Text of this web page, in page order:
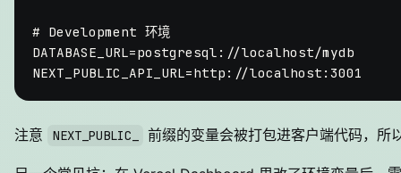
# Development 环境
DATABASE_URL=postgresql://localhost/mydb
注意 NEXT_PUBLIC_ 前缀的变量会被打包进客户端代码，所